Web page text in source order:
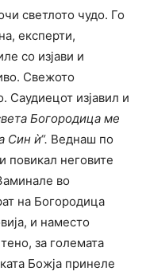
светлото чудо. Го
експерти,
со изјави и
Свежото
Саудиецот изјавил и
Богородица ме
Син ѝ“. Веднаш по
повикал неговите
во
на Богородица
и наместо
за големата
Божја принеле